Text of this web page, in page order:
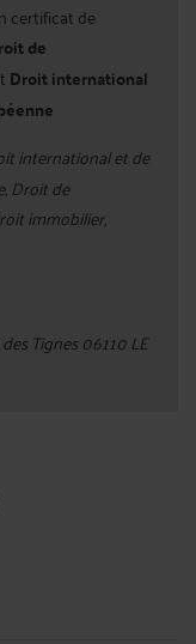
certificat de
de
Droit international
international et de
Droit de
immobilier,
Tignes 06110 LE